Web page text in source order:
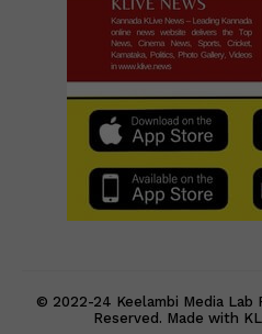
© 2022-24 Keelambi Media Lab
Reserved. Made with